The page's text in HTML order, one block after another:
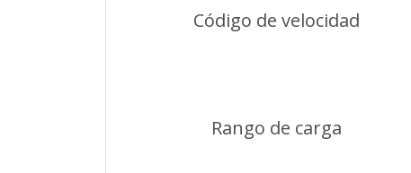
Código de velocidad
Rango de carga